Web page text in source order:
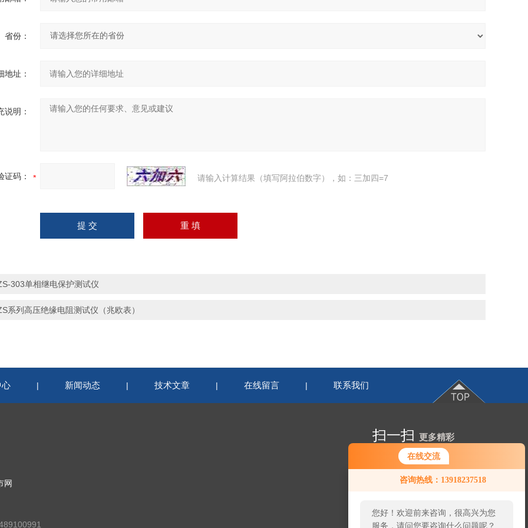
在线交流
咨询热线：13918237518
您好！欢迎前来咨询，很高兴为您
服务，请问您要咨询什么问题呢？
省份：
地址：
说明：
证码： 请输入计算结果（填写阿拉伯数字），如：三加四=7
303单相继电保护测试仪
系列高压绝缘电阻测试仪（兆欧表）
心 | 新闻动态 | 技术文章 | 在线留言 | 联系我们
网
扫一扫 更多精彩